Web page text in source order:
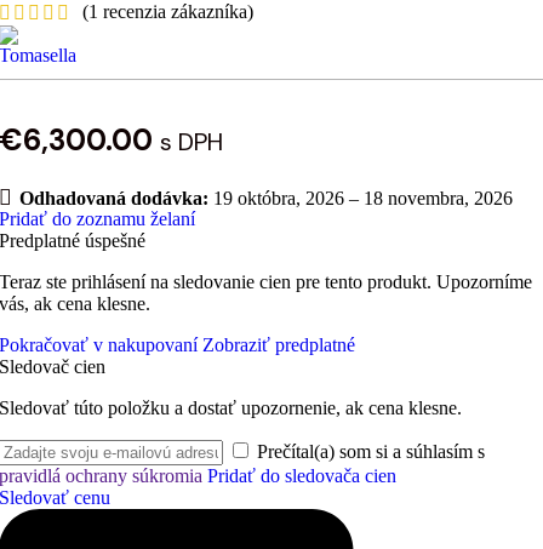
(1 recenzia zákazníka)
€6,300.00 s DPH
Odhadovaná dodávka: 19 októbra, 2026 – 18 novembra, 2026
Pridať do zoznamu želaní
Predplatné úspešné
Teraz ste prihlásení na sledovanie cien pre tento produkt. Upozorníme
vás, ak cena klesne.
Pokračovať v nakupovaní Zobraziť predplatné
Sledovač cien
Sledovať túto položku a dostať upozornenie, ak cena klesne.
Prečítal(a) som si a súhlasím s
pravidlá ochrany súkromia Pridať do sledovača cien
Sledovať cenu